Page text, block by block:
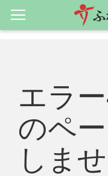
エラ
のペ
しま